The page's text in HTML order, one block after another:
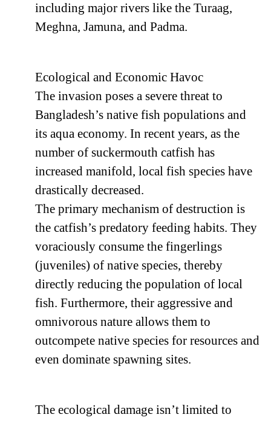
including major rivers like the Turaag,
Meghna, Jamuna, and Padma.
Ecological and Economic Havoc
The invasion poses a severe threat to
Bangladesh’s native fish populations and
its aqua economy. In recent years, as the
number of suckermouth catfish has
increased manifold, local fish species have
drastically decreased.
The primary mechanism of destruction is
the catfish’s predatory feeding habits. They
voraciously consume the fingerlings
(juveniles) of native species, thereby
directly reducing the population of local
fish. Furthermore, their aggressive and
omnivorous nature allows them to
outcompete native species for resources and
even dominate spawning sites.
The ecological damage isn’t limited to